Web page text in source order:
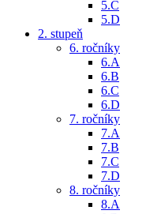
5.C
5.D
2. stupeň
6. ročníky
6.A
6.B
6.C
6.D
7. ročníky
7.A
7.B
7.C
7.D
8. ročníky
8.A